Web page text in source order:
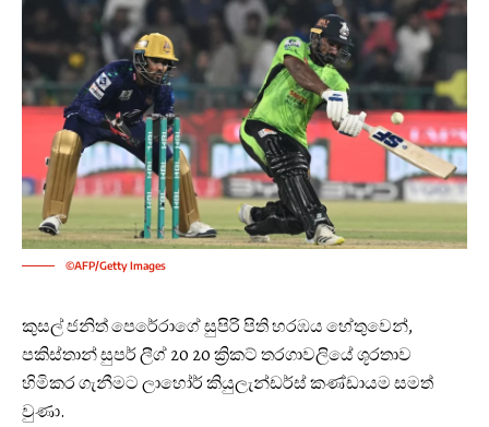
©AFP/Getty Images
කුසල් ජනිත් පෙරේරාගේ සුපිරි පිති හරඹය හේතුවෙන්,
පකිස්තාන් සුපර් ලීග් 20 20 ක්‍රිකට් තරගාවලියේ ශූරතාව
හිමිකර ගැනීමට ලාහෝර් කියුලැන්ඩර්ස් කණ්ඩායම සමත්
වුණා.